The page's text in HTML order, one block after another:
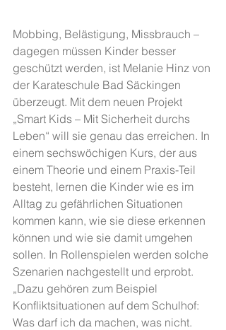
Mobbing, Belästigung, Missbrauch –
dagegen müssen Kinder besser
geschützt werden, ist Melanie Hinz von
der Karateschule Bad Säckingen
überzeugt. Mit dem neuen Projekt
„Smart Kids – Mit Sicherheit durchs
Leben“ will sie genau das erreichen. In
einem sechswöchigen Kurs, der aus
einem Theorie und einem Praxis-Teil
besteht, lernen die Kinder wie es im
Alltag zu gefährlichen Situationen
kommen kann, wie sie diese erkennen
können und wie sie damit umgehen
sollen. In Rollenspielen werden solche
Szenarien nachgestellt und erprobt.
„Dazu gehören zum Beispiel
Konfliktsituationen auf dem Schulhof:
Was darf ich da machen, was nicht.